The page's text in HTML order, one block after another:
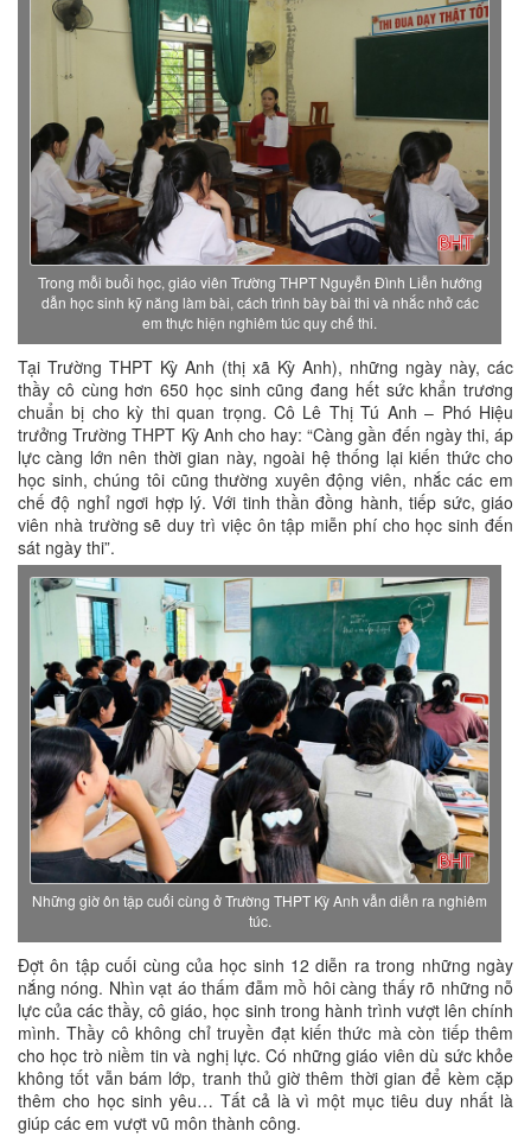
Trong mỗi buổi học, giáo viên Trường THPT Nguyễn Đình Liễn hướng
dẫn học sinh kỹ năng làm bài, cách trình bày bài thi và nhắc nhở các
em thực hiện nghiêm túc quy chế thi.
Tại Trường THPT Kỳ Anh (thị xã Kỳ Anh), những ngày này, các
thầy cô cùng hơn 650 học sinh cũng đang hết sức khẩn trương
chuẩn bị cho kỳ thi quan trọng. Cô Lê Thị Tú Anh – Phó Hiệu
trưởng Trường THPT Kỳ Anh cho hay: “Càng gần đến ngày thi, áp
lực càng lớn nên thời gian này, ngoài hệ thống lại kiến thức cho
học sinh, chúng tôi cũng thường xuyên động viên, nhắc các em
chế độ nghỉ ngơi hợp lý. Với tinh thần đồng hành, tiếp sức, giáo
viên nhà trường sẽ duy trì việc ôn tập miễn phí cho học sinh đến
sát ngày thi”.
Những giờ ôn tập cuối cùng ở Trường THPT Kỳ Anh vẫn diễn ra nghiêm
túc.
Đợt ôn tập cuối cùng của học sinh 12 diễn ra trong những ngày
nắng nóng. Nhìn vạt áo thấm đẫm mồ hôi càng thấy rõ những nỗ
lực của các thầy, cô giáo, học sinh trong hành trình vượt lên chính
mình. Thầy cô không chỉ truyền đạt kiến thức mà còn tiếp thêm
cho học trò niềm tin và nghị lực. Có những giáo viên dù sức khỏe
không tốt vẫn bám lớp, tranh thủ giờ thêm thời gian để kèm cặp
thêm cho học sinh yêu… Tất cả là vì một mục tiêu duy nhất là
giúp các em vượt vũ môn thành công.